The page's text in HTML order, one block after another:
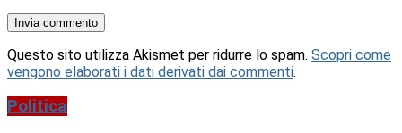
Questo sito utilizza Akismet per ridurre lo spam. Scopri come
vengono elaborati i dati derivati dai commenti.
Politica